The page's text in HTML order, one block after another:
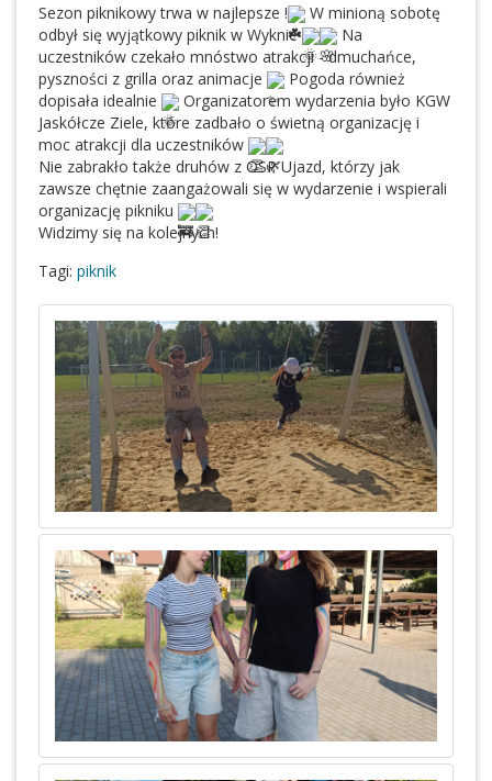
Sezon piknikowy trwa w najlepsze !
W minioną sobotę
odbył się wyjątkowy piknik w Wyknie
Na
uczestników czekało mnóstwo atrakcji - dmuchańce,
pyszności z grilla oraz animacje
Pogoda również
dopisała idealnie
Organizatorem wydarzenia było KGW
Jaskółcze Ziele, które zadbało o świetną organizację i
moc atrakcji dla uczestników
Nie zabrakło także druhów z OSP Ujazd, którzy jak
zawsze chętnie zaangażowali się w wydarzenie i wspierali
organizację pikniku
Widzimy się na kolejnych!
Tagi: piknik